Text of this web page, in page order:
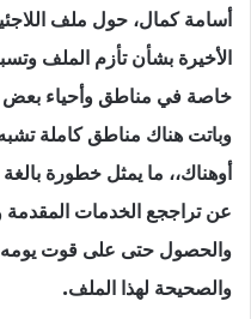
أسامة كمال، حول ملف
الأخيرة بشأن تأزم الملف
خاصة في مناطق وأحياء بعض
وباتت هناك مناطق كاملة
أوهناك،، ما يمثل خطورة
عن تراججع الخدمات المقدمة
والحصول حتى على قوت يومه
والصحيحة لهذا الملف.